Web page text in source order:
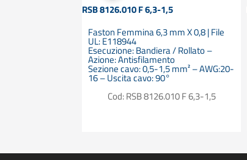
RSB 8126.010 F 6,3-1,5
Faston Femmina 6,3 mm X 0,8 | File
UL: E118944
Esecuzione: Bandiera / Rollato –
Azione: Antisfilamento
Sezione cavo: 0,5-1,5 mm² – AWG:20-
16 – Uscita cavo: 90°
Cod: RSB 8126.010 F 6,3-1,5